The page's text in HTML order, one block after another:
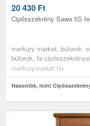
20 430 Ft
Cipősszekrény Sawa 5S
merkury market, bútorok,
bútorok, fa
merkurymarket.hu
Hasonlók, mint